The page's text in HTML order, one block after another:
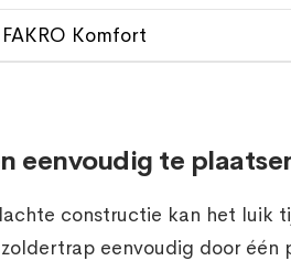
Komfort
eenvoudig te
constructie kan het luik
eenvoudig door